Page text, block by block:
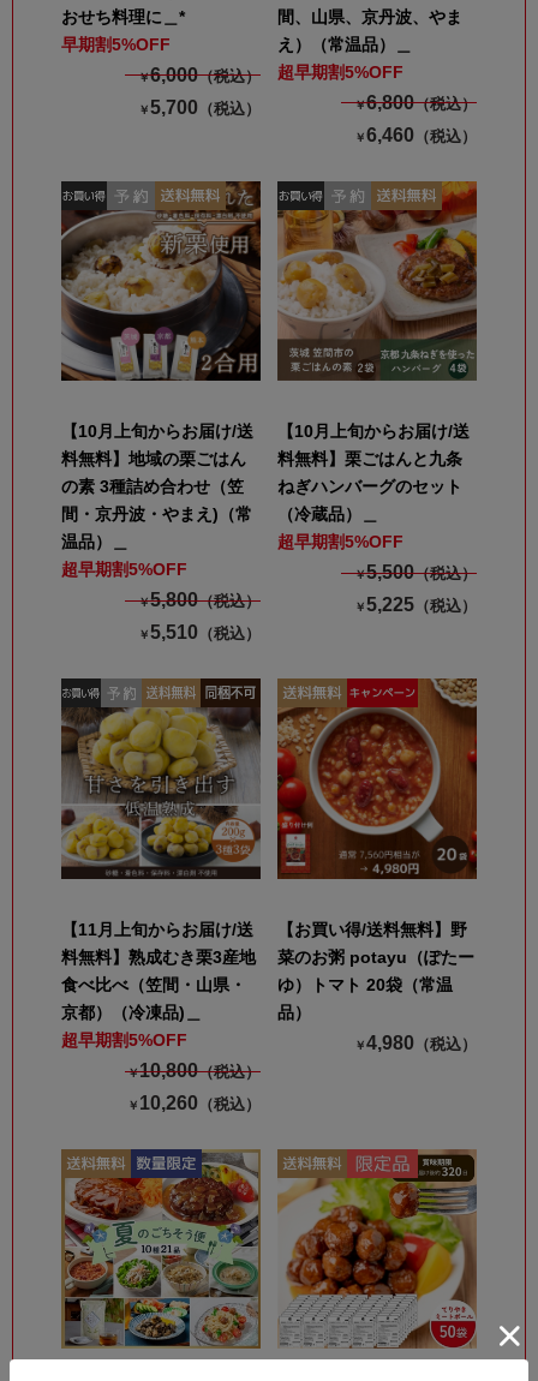
おせち料理に＿*
早期割5%OFF
￥6,000（税込）
￥5,700 （税込）
間、山県、京丹波、やま
え）（常温品）＿
超早期割5%OFF
￥6,800（税込）
￥6,460 （税込）
【10月上旬からお届け/送
料無料】地域の栗ごはん
の素 3種詰め合わせ（笠
間・京丹波・やまえ)（常
温品）＿
超早期割5%OFF
￥5,800（税込）
￥5,510 （税込）
【10月上旬からお届け/送
料無料】栗ごはんと九条
ねぎハンバーグのセット
（冷蔵品）＿
超早期割5%OFF
￥5,500（税込）
￥5,225 （税込）
【11月上旬からお届け/送
料無料】熟成むき栗3産地
食べ比べ（笠間・山県・
京都）（冷凍品)＿
超早期割5%OFF
￥10,800（税込）
￥ 10,260 （税込）
【お買い得/送料無料】野
菜のお粥 potayu（ぽたー
ゆ）トマト 20袋（常温
品）
￥4,980 （税込）